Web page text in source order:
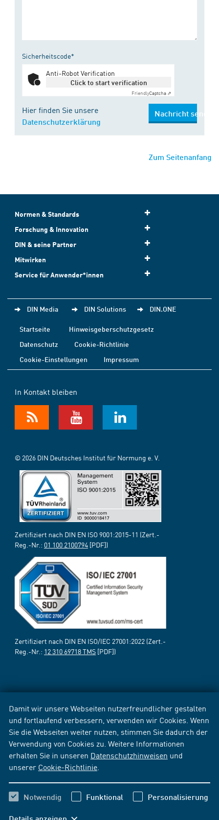
Damit wir unsere Webseiten nutzerfreundlicher gestalten
und fortlaufend verbessern, verwenden wir Cookies. Wenn
Sie die Webseiten weiter nutzen, stimmen Sie dadurch der
Verwendung von Cookies zu. Weitere Informationen
erhalten Sie in unseren Datenschutzhinweisen und
unserer Cookie-Richtlinie
Notwendig Funktional Personalisierung
Sicherheitscode*
Anti-Robot Verification
Click to start verification
FriendlyCaptcha ⇗
Hier finden Sie unsere
Datenschutzerklärung
Nachricht senden
Zum Seitenanfang
Normen & Standards
Forschung & Innovation
DIN & seine Partner
Mitwirken
Service für Anwender*innen
DIN Media DIN Solutions DIN.ONE
Startseite
Hinweisgeberschutzgesetz
Datenschutz
Cookie-Richtlinie
Cookie-Einstellungen
Impressum
In Kontakt bleiben
© 2026 DIN Deutsches Institut für Normung e. V.
Zertifiziert nach DIN EN ISO 9001:2015-11 (Zert.-
Reg.-Nr.: 01 100 2100794 [PDF])
Zertifiziert nach DIN EN ISO/IEC 27001:2022 (Zert.-
Reg.-Nr.: 12 310 69718 TMS [PDF])